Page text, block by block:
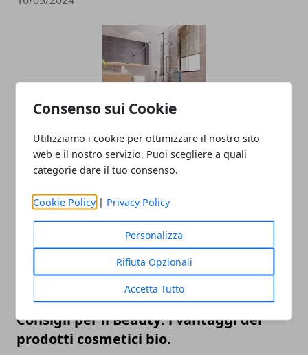
Consenso sui Cookie
Utilizziamo i cookie per ottimizzare il nostro sito
web e il nostro servizio. Puoi scegliere a quali
categorie dare il tuo consenso.
Cookie Policy | Privacy Policy
Personalizza
Rifiuta Opzionali
Accetta Tutto
Come arredare il bagno moderno
13/06/2023
Consigli per il Beauty: i vantaggi dei
prodotti cosmetici bio.